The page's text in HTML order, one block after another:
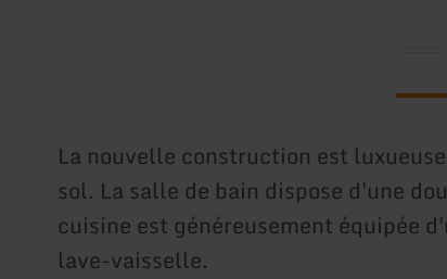
La nouvelle construction est
sol. La salle de bain dispose d'une
cuisine est généreusement équipée
lave-vaisselle.